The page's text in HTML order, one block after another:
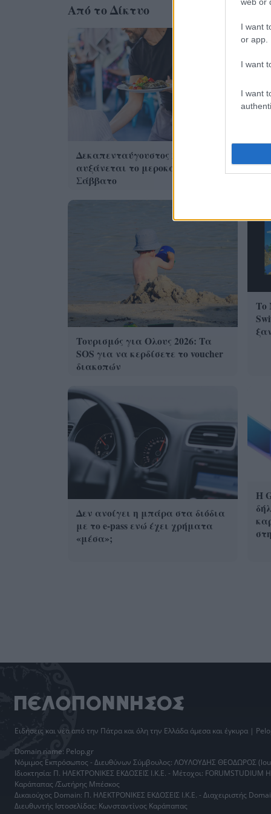
I want
or app.
I want
I want
Από το Δίκτυο
Δεκαπενταύγουστος 2026: Πόσο
αυξάνεται το μεροκάματο το
Σάββατο
Τουρισμός για Ολους 2026: Τα
SOS για να κερδίσετε το voucher
διακοπών
Το
Δεν ανοίγει η μπάρα στα διόδια
με το e-pass ενώ έχει χρήματα
«μέσα»;
Η
Ειδήσεις και νέα από την Πάτρα και όλη την Ελλάδα άμεσα και έγκυρα |
Domain name: Pelop.gr
Νόμιμος Εκπρόσωπος - Διευθύνων Σύμβουλος: ΛΟΥΛΟΥΔΗΣ ΘΕΟΔΩΡΟΣ
Ιδιοκτησία: Π. ΗΛΕΚΤΡΟΝΙΚΕΣ ΕΚΔΟΣΕΙΣ Ι.Κ.Ε. - Μέτοχοι: FORUMSTUDIUM
Καράπαπας /Σωτήρης Μπέσκος
Δικαιούχος Domain: Π. ΗΛΕΚΤΡΟΝΙΚΕΣ ΕΚΔΟΣΕΙΣ Ι.Κ.Ε. - Διαχειριστής
Διευθυντής Ιστοσελίδας: Κωνσταντίνος Καράπαπας